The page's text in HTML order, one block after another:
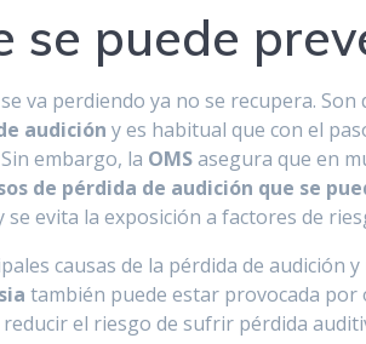
se puede
va perdiendo ya no se recupera.
audición y es habitual que con el
embargo, la OMSasegura que en
de pérdida de audición que se
se evita la exposición a factores de
causas de la pérdida de audición
también puede estar provocada por
el riesgo de sufrir pérdida